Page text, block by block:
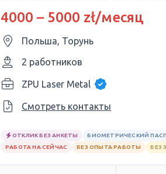
соединений.
4000 – 5000 zł/месяц
Польша, Торунь
2 работников
ZPU Laser Metal
Смотреть контакты
ОТКЛИК БЕЗ АНКЕТЫ
БИОМЕТРИЧЕСКИЙ
РАБОТА НА СЕЙЧАС
БЕЗ ОПЫТА РАБОТЫ БЕЗ